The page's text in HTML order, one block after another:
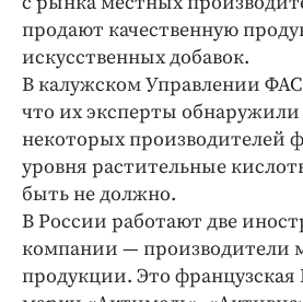
продают качественную
искусственных добавок.
В калужском Управлении
что их эксперты обнаружили
некоторых производителей
уровня растительные
быть не должно.
В России работают две
компании — производители
продукции. Это французская